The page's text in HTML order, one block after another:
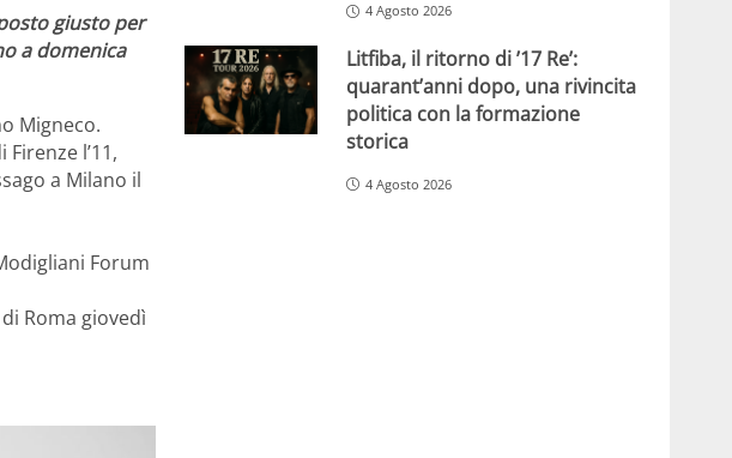
giusto per
a domenica
Migneco.
l’11,
a Milano il
Forum
Roma giovedì
4 Agosto 2026
Litfiba, il ritorno di ’17 Re’:
quarant’anni dopo, una rivincita
politica con la formazione
storica
4 Agosto 2026